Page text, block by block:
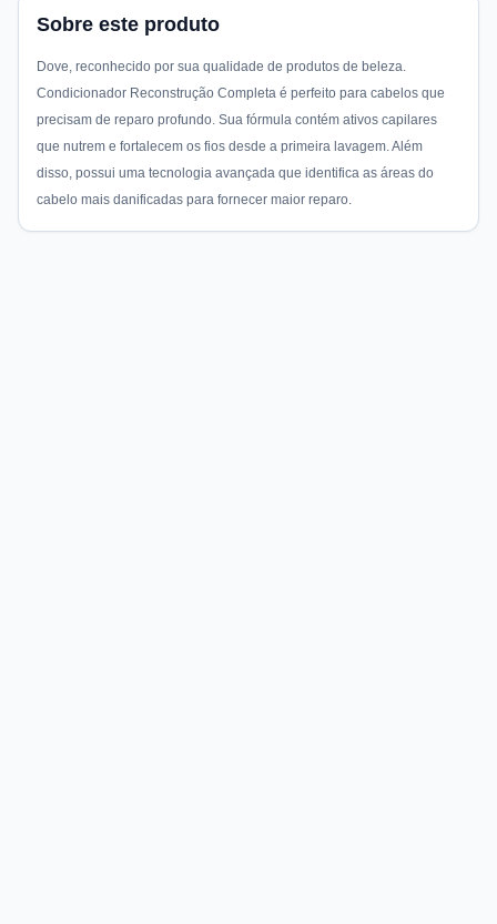
Sobre este produto
Dove, reconhecido por sua qualidade de produtos de beleza.
Condicionador Reconstrução Completa é perfeito para cabelos que
precisam de reparo profundo. Sua fórmula contém ativos capilares
que nutrem e fortalecem os fios desde a primeira lavagem. Além
disso, possui uma tecnologia avançada que identifica as áreas do
cabelo mais danificadas para fornecer maior reparo.